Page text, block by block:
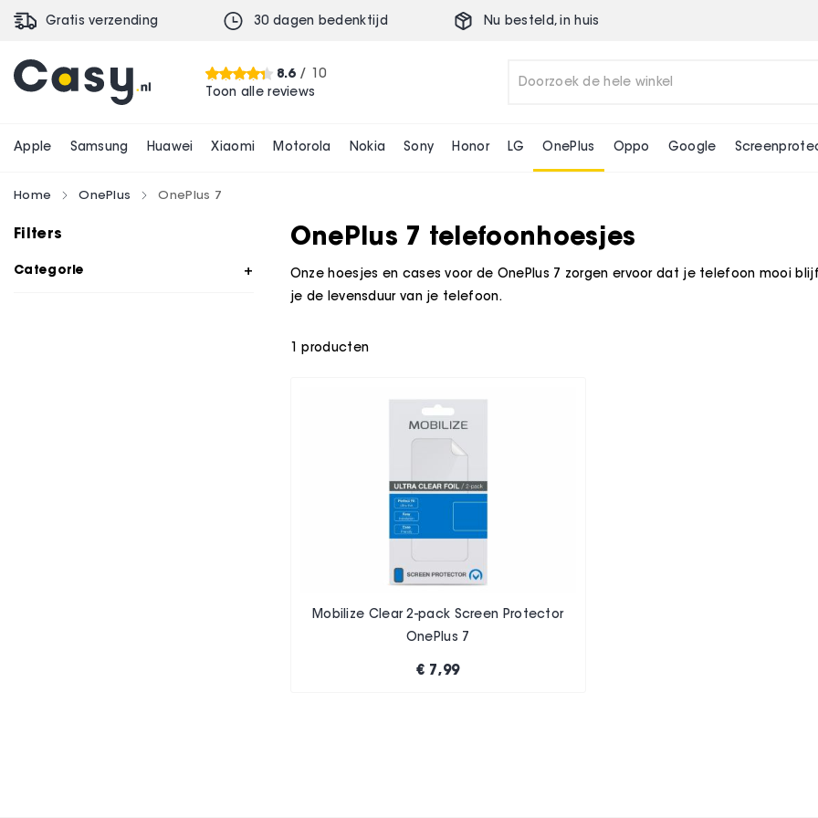
Gratis verzending 30 dagen bedenktijd Nu besteld,in huis
8.6/ 10
Toon alle reviews
Apple Samsung Huawei Xiaomi Motorola Nokia Sony Honor LG OnePlus Oppo Google
Home OnePlus OnePlus 7
OnePlus 7 telefoonhoesjes
Onze hoesjes en cases voor de OnePlus 7 zorgen ervoor dat je telefoon mooi
je de levensduur van je telefoon.
1 producten
Mobilize Clear 2-pack Screen Protector
OnePlus 7
€ 7,99
Filters
Categorie